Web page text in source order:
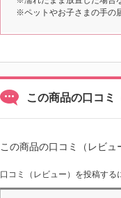
※ペットやお子さまの手の
この商品の口コミ
この商品の口コミ（レビュ
口コミ（レビュー）を投稿する